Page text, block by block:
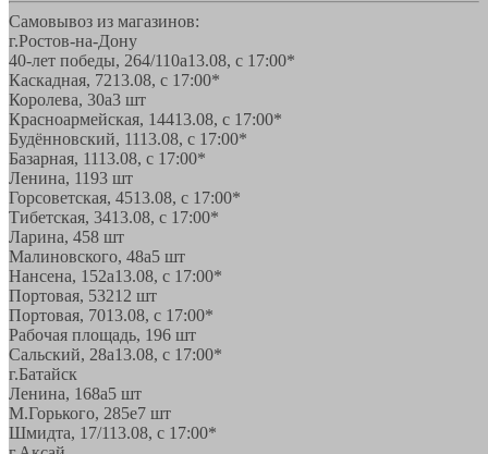
Самовывоз из магазинов:
г.Ростов-на-Дону
40-лет победы, 264/110а13.08, с 17:00*
Каскадная, 7213.08, с 17:00*
Королева, 30а3 шт
Красноармейская, 14413.08, с 17:00*
Будённовский, 1113.08, с 17:00*
Базарная, 1113.08, с 17:00*
Ленина, 1193 шт
Горсоветская, 4513.08, с 17:00*
Тибетская, 3413.08, с 17:00*
Ларина, 458 шт
Малиновского, 48а5 шт
Нансена, 152а13.08, с 17:00*
Портовая, 53212 шт
Портовая, 7013.08, с 17:00*
Рабочая площадь, 196 шт
Сальский, 28a13.08, с 17:00*
г.Батайск
Ленина, 168а5 шт
М.Горького, 285е7 шт
Шмидта, 17/113.08, с 17:00*